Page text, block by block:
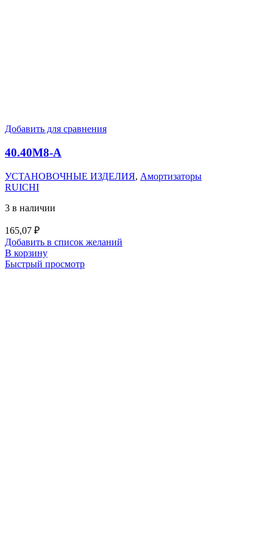
Добавить для сравнения
40.40M8-А
УСТАНОВОЧНЫЕ ИЗДЕЛИЯ, Амортизаторы
RUICHI
3 в наличии
165,07 ₽
Добавить в список желаний
В корзину
Быстрый просмотр